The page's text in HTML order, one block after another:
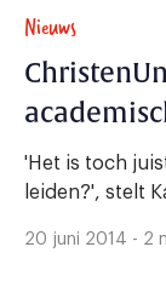
Nieuws
'Het is toch
leiden?', stelt
20 juni 2014 - 2